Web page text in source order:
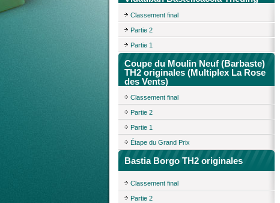
Classement final
Partie 2
Partie 1
Coupe du Moulin Neuf (Barbaste)
TH2 originales (Multiplex La Rose
des Vents)
Classement final
Partie 2
Partie 1
Étape du Grand Prix
Bastia Borgo TH2 originales
Classement final
Partie 2